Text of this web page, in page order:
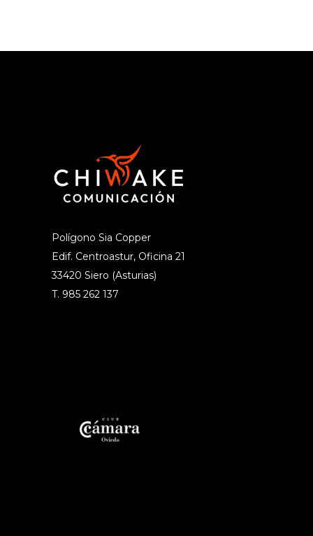
Polígono Sia Copper
Edif. Centroastur, Oficina 21
33420 Siero (Asturias)
T. 985 262 137